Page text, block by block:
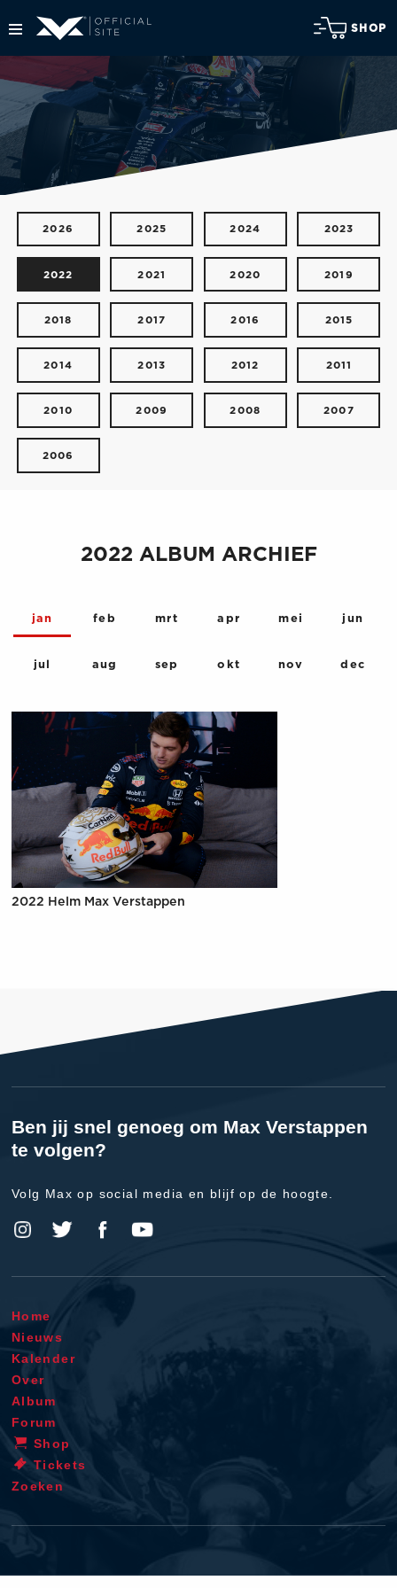
SHOP
2026 2025 2024 2023
2022 2021 2020 2019
2018 2017 2016 2015
2014 2013 2012 2011
2010 2009 2008 2007
2006
2022 ALBUM ARCHIEF
jan feb mrt apr mei jun
jul aug sep okt nov dec
2022 Helm Max Verstappen
Ben jij snel genoeg om Max Verstappen
te volgen?
Volg Max op social media en blijf op de hoogte.
Home
Nieuws
Kalender
Over
Album
Forum
Shop
Tickets
Zoeken